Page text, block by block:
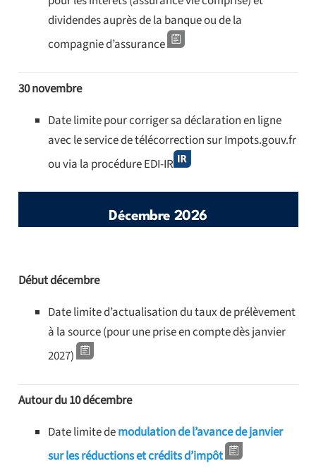
dividendes auprès de la banque ou de la
compagnie d’assurance
30 novembre
Date limite pour corriger sa déclaration en ligne
avec le service de télécorrection sur Impots.gouv.fr
ou via la procédure EDI-IR
Décembre 2026
Début décembre
Date limite d’actualisation du taux de prélèvement
à la source (pour une prise en compte dès janvier
2027)
Autour du 10 décembre
Date limite demodulation de l’avance de janvier
sur les réductions et crédits d’impôt